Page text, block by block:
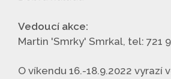
Vedoucí akce:
Martin 'Smrky' Smrkal, tel: 721
O víkendu 16.-18.9.2022 vyrazí